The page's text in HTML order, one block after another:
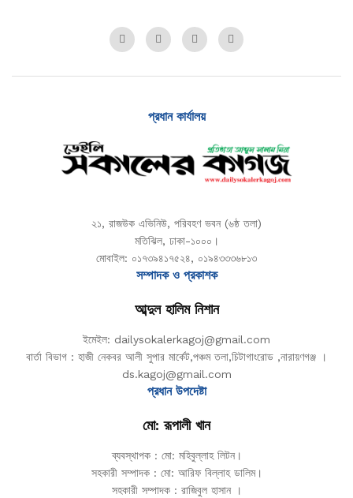
প্রধান কার্যালয়
২১, রাজউক এভিনিউ, পরিবহণ ভবন (৬ষ্ঠ তলা)
মতিঝিল, ঢাকা-১০০০।
মোবাইল: ০১৭৩৯৪১৭৫২৪, ০১৯৪৩৩৩৬৮১৩
সম্পাদক ও প্রকাশক
আব্দুল হালিম নিশান
ইমেইল: dailysokalerkagoj@gmail.com
বার্তা বিভাগ : হাজী নেকবর আলী সুপার মার্কেট,পঞ্চম তলা,চিটাগাংরোড ,নারায়ণগঞ্জ ।
ds.kagoj@gmail.com
প্রধান উপদেষ্টা
মো: রূপালী খান
ব্যবস্থাপক : মো: মহিবুল্লাহ লিটন।
সহকারী সম্পাদক : মো: আরিফ বিল্লাহ ডালিম।
সহকারী সম্পাদক : রাজিবুল হাসান ।